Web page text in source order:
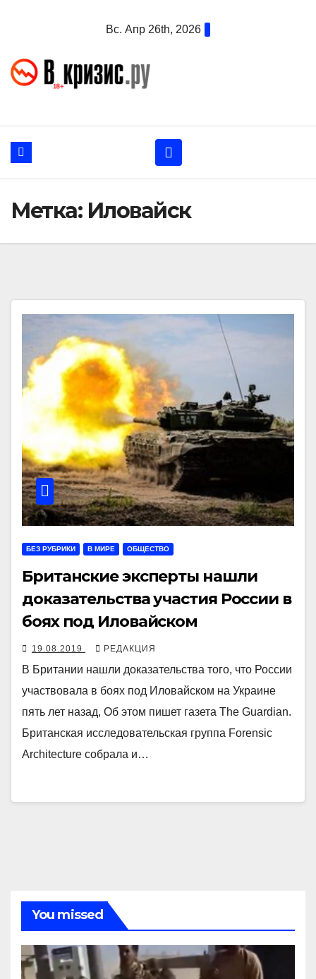
Вс. Апр 26th, 2026
Метка: Иловайск
БЕЗ РУБРИКИ В МИРЕ ОБЩЕСТВО
Британские эксперты нашли
доказательства участия России в
боях под Иловайском
19.08.2019 РЕДАКЦИЯ
В Британии нашли доказательства того, что России
участвовала в боях под Иловайском на Украине
пять лет назад, Об этом пишет газета The Guardian.
Британская исследовательская группа Forensic
Architecture собрала и…
You missed